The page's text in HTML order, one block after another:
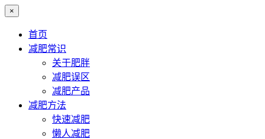
×
首页
减肥常识
关于肥胖
减肥误区
减肥产品
减肥方法
快速减肥
懒人减肥